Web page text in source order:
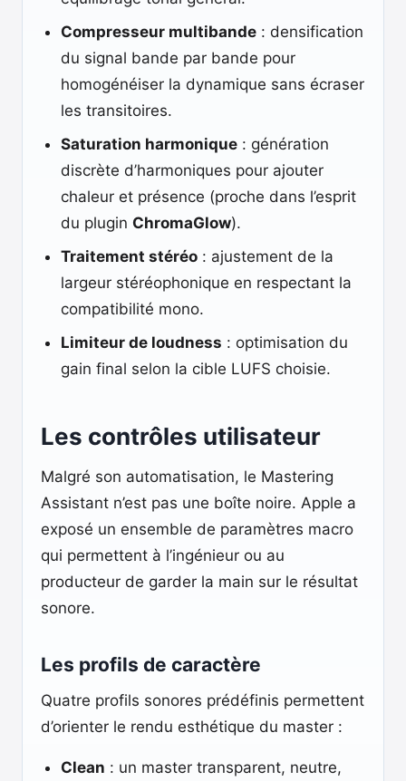
Compresseur multibande : densification
du signal bande par bande pour
homogénéiser la dynamique sans écraser
les transitoires.
Saturation harmonique : génération
discrète d’harmoniques pour ajouter
chaleur et présence (proche dans l’esprit
du plugin ChromaGlow).
Traitement stéréo : ajustement de la
largeur stéréophonique en respectant la
compatibilité mono.
Limiteur de loudness : optimisation du
gain final selon la cible LUFS choisie.
Les contrôles utilisateur
Malgré son automatisation, le Mastering
Assistant n’est pas une boîte noire. Apple a
exposé un ensemble de paramètres macro
qui permettent à l’ingénieur ou au
producteur de garder la main sur le résultat
sonore.
Les profils de caractère
Quatre profils sonores prédéfinis permettent
d’orienter le rendu esthétique du master :
Clean : un master transparent, neutre,